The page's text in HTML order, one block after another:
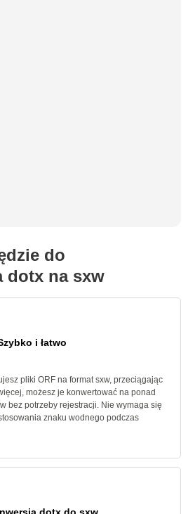
do
dotx na sxw
i łatwo
pliki ORF na format sxw, przeciągając
możesz je konwertować na ponad
bez potrzeby rejestracji. Nie wymaga się
znaku wodnego podczas